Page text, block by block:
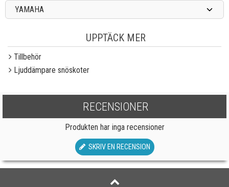
YAMAHA
UPPTÄCK MER
Tillbehör
Ljuddämpare snöskoter
RECENSIONER
Produkten har inga recensioner
SKRIV EN RECENSION